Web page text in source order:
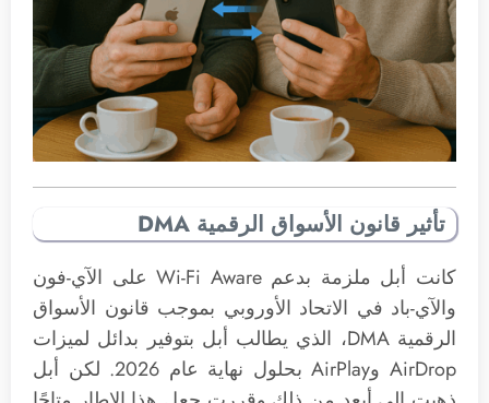
تأثير قانون الأسواق الرقمية DMA
كانت أبل ملزمة بدعم Wi-Fi Aware على الآي-فون
والآي-باد في الاتحاد الأوروبي بموجب قانون الأسواق
الرقمية DMA، الذي يطالب أبل بتوفير بدائل لميزات
AirDrop وAirPlay بحلول نهاية عام 2026. لكن أبل